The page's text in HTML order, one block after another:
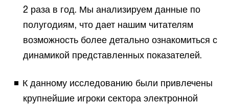
2 раза в год. Мы анализируем данные по
полугодиям, что дает нашим читателям
возможность более детально ознакомиться с
динамикой представленных показателей.
К данному исследованию были привлечены
крупнейшие игроки сектора электронной